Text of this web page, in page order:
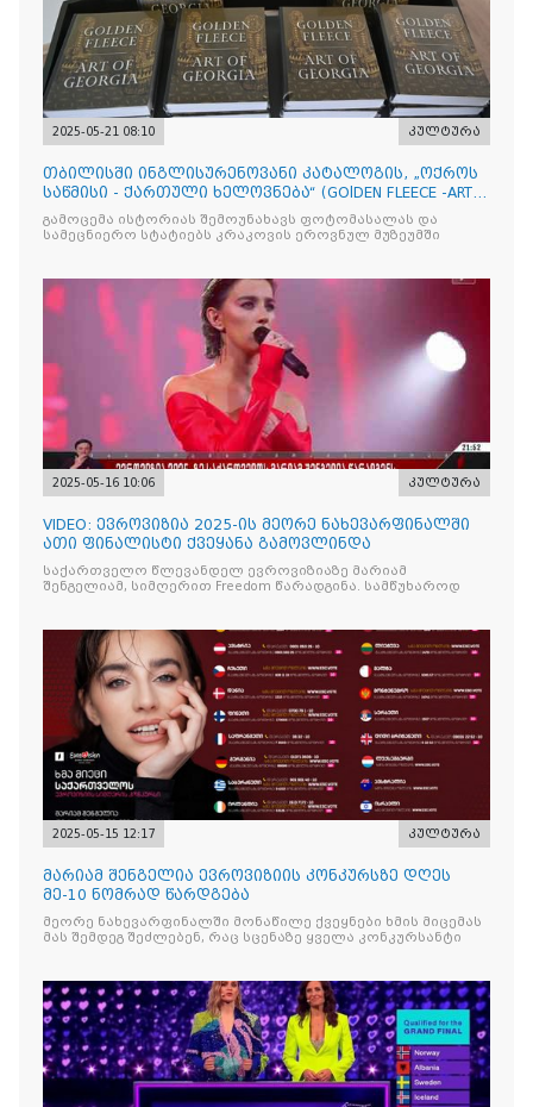
2025-05-21 08:10 კულტურა
თბილისში ინგლისურენოვანი კატალოგის, „ოქროს
საწმისი - ქართული ხელოვნება“ (GOlDEN FLEECE -ART
OF GEORG
გამოცემა ისტორიას შემოუნახავს ფოტომასალას და
სამეცნიერო სტატიებს კრაკოვის ეროვნულ მუზეუმში
2025-05-16 10:06 კულტურა
VIDEO: ევროვიზია 2025-ის მეორე ნახევარფინალში
ათი ფინალისტი ქვეყანა გამოვლინდა
საქართველო წლევანდელ ევროვიზიაზე მარიამ
შენგელიამ, სიმღერით Freedom წარადგინა. სამწუხაროდ
2025-05-15 12:17 კულტურა
მარიამ შენგელია ევროვიზიის კონკურსზე დღეს
მე-10 ნომრად წარდგება
მეორე ნახევარფინალში მონაწილე ქვეყნები ხმის მიცემას
მას შემდეგ შეძლებენ, რაც სცენაზე ყველა კონკურსანტი